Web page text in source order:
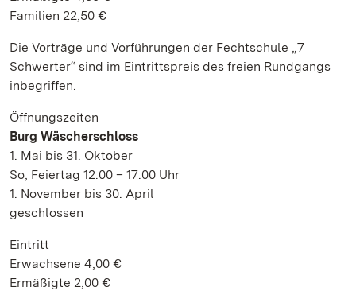
Familien 22,50 €
Die Vorträge und Vorführungen der Fechtschule „7
Schwerter“ sind im Eintrittspreis des freien Rundgangs
inbegriffen.
Öffnungszeiten
Burg Wäscherschloss
1. Mai bis 31. Oktober
So, Feiertag 12.00 – 17.00 Uhr
1. November bis 30. April
geschlossen
Eintritt
Erwachsene 4,00 €
Ermäßigte 2,00 €